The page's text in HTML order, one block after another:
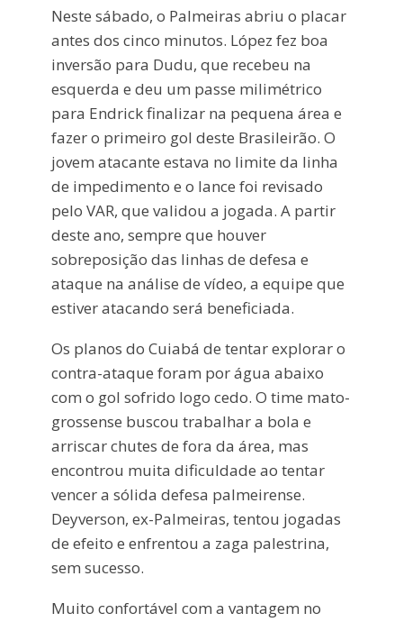
Neste sábado, o Palmeiras abriu o placar
antes dos cinco minutos. López fez boa
inversão para Dudu, que recebeu na
esquerda e deu um passe milimétrico
para Endrick finalizar na pequena área e
fazer o primeiro gol deste Brasileirão. O
jovem atacante estava no limite da linha
de impedimento e o lance foi revisado
pelo VAR, que validou a jogada. A partir
deste ano, sempre que houver
sobreposição das linhas de defesa e
ataque na análise de vídeo, a equipe que
estiver atacando será beneficiada.
Os planos do Cuiabá de tentar explorar o
contra-ataque foram por água abaixo
com o gol sofrido logo cedo. O time mato-
grossense buscou trabalhar a bola e
arriscar chutes de fora da área, mas
encontrou muita dificuldade ao tentar
vencer a sólida defesa palmeirense.
Deyverson, ex-Palmeiras, tentou jogadas
de efeito e enfrentou a zaga palestrina,
sem sucesso.
Muito confortável com a vantagem no